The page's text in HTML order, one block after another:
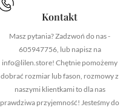
Kontakt
Masz pytania? Zadzwoń do nas -
605947756, lub napisz na
info@lilen.store! Chętnie pomożemy
dobrać rozmiar lub fason, rozmowy z
naszymi klientkami to dla nas
prawdziwa przyjemność! Jesteśmy do